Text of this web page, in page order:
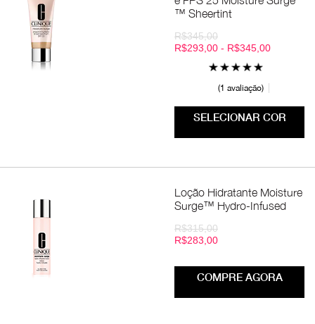
™ Sheertint
R$345,00
R$293,00 - R$345,00
1 avaliação
SELECIONAR COR
Loção Hidratante Moisture
Surge™ Hydro-Infused
R$315,00
R$283,00
COMPRE AGORA